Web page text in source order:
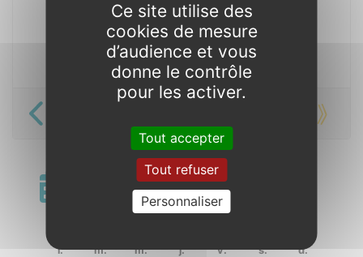
« Des korrigans aux rois bretons »
Calendrier
l.
m. m. j. v. s.
d.
Ce site utilise des
cookies de mesure
d’audience et vous
donne le contrôle
pour les activer.
Tout accepter
Tout refuser
Personnaliser